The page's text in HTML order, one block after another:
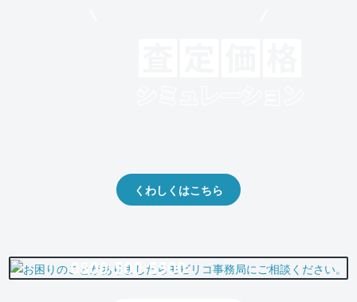
くわしくはこちら
0800-500-5500